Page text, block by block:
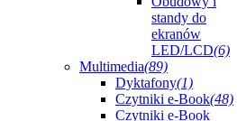
standy do
ekranów
LED/LCD(6)
Multimedia(89)
Dyktafony(1)
Czytniki e-Book(48)
Czytniki e-Book